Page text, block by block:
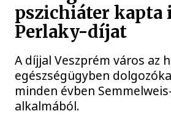
pszichiáter kapta
Perlaky-díjat
A díjjal Veszprém város az
egészségügyben
minden évben
alkalmából.